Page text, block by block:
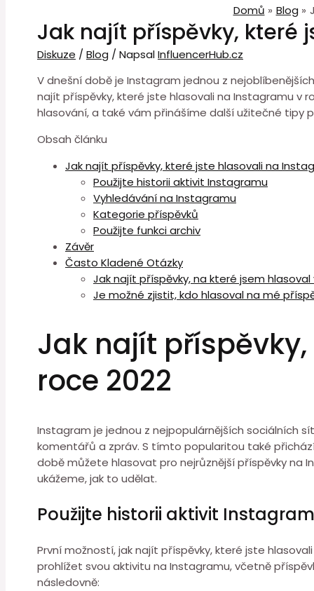
Domů Blog
Jak najít příspěvky, které
Diskuze / Blog / NapsalInfluencerHub.cz
V dnešní době je Instagram jednou z
najít příspěvky, které jste hlasovali na Instagramu v
hlasování, a také vám přinášíme další užitečné
Obsah článku
Jak najít příspěvky, které jste hlasovali na
Použijte historii aktivit Instagramu
Vyhledávání na Instagramu
Kategorie příspěvků
Použijte funkci archiv
Závěr
Často Kladené Otázky
Jak najít příspěvky, na které jsem
Je možné zjistit, kdo hlasoval na mé
Jak najít
roce 2022
Instagram je jednou z nejpopulárnějších sociálních
komentářů a zpráv. S tímto popularitou také
době můžete hlasovat pro nejrůznější příspěvky na
ukážeme, jak to udělat.
Použijte historii aktivit
První možností, jak najít příspěvky, které jste
prohlížet svou aktivitu na Instagramu, včetně
následovně: